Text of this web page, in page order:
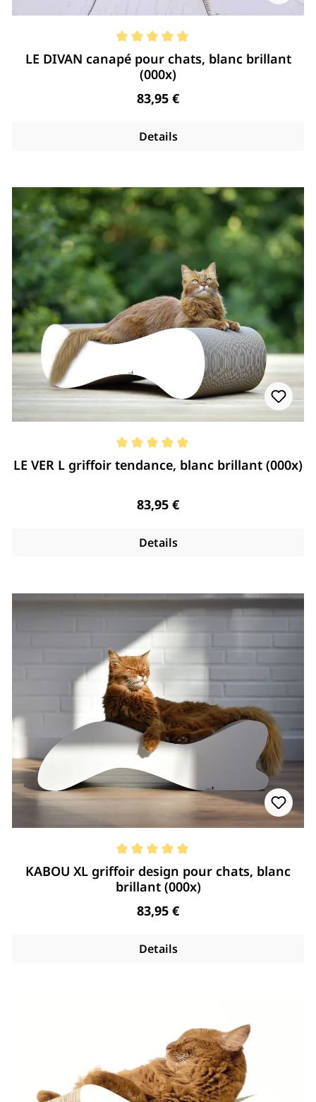
Note moyenne de 4.95 de 5 étoiles
LE DIVAN canapé pour chats, blanc brillant
(000x)
Regulärer Preis:
83,95 €
Details
Note moyenne de 5 de 5 étoiles
LE VER L griffoir tendance, blanc brillant (000x)
Regulärer Preis:
83,95 €
Details
Note moyenne de 5 de 5 étoiles
KABOU XL griffoir design pour chats, blanc
brillant (000x)
Regulärer Preis:
83,95 €
Details